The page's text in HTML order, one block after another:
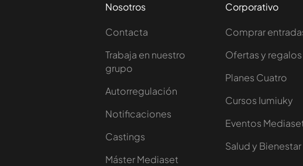
Nosotros
Contacta
Trabaja en nuestro
grupo
Autorregulación
Notificaciones
Castings
Máster Mediaset
Corporativo
Comprar
Ofertas y regalos
Planes Cuatro
Cursos Iumiuky
Eventos
Salud y Bienestar